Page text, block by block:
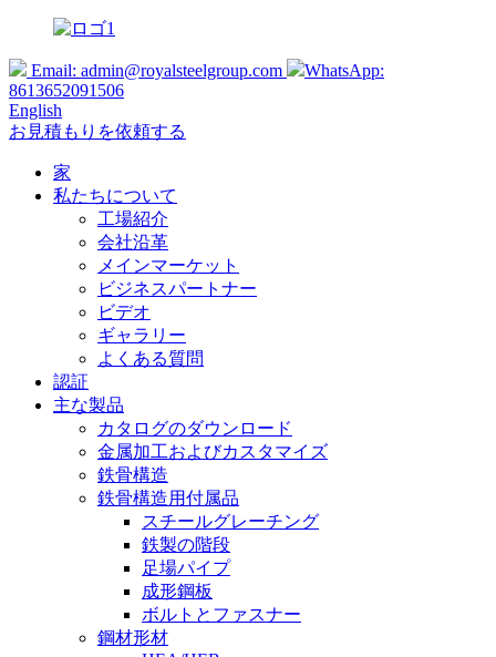
Email: admin@royalsteelgroup.com
WhatsApp:
8613652091506
English
お見積もりを依頼する
家
私たちについて
工場紹介
会社沿革
メインマーケット
ビジネスパートナー
ビデオ
ギャラリー
よくある質問
認証
主な製品
カタログのダウンロード
金属加工およびカスタマイズ
鉄骨構造
鉄骨構造用付属品
スチールグレーチング
鉄製の階段
足場パイプ
成形鋼板
ボルトとファスナー
鋼材形材